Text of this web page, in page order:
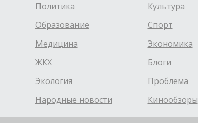
Политика
Образование
Медицина
ЖКХ
Экология
Народные новости
Культура
Спорт
Экономика
Блоги
Проблема
Кинообзоры